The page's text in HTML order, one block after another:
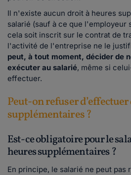
Il n'existe aucun droit à heures
salarié (sauf à ce que l'employeur
cela soit inscrit sur le contrat de
l'activité de l'entreprise ne le
peut, à tout moment, décider de
exécuter au salarié, même si
effectuer.
Peut-on refuser d’effectuer
supplémentaires ?
Est-ce obligatoire pour le
heures supplémentaires ?
En principe, le salarié ne peut pas